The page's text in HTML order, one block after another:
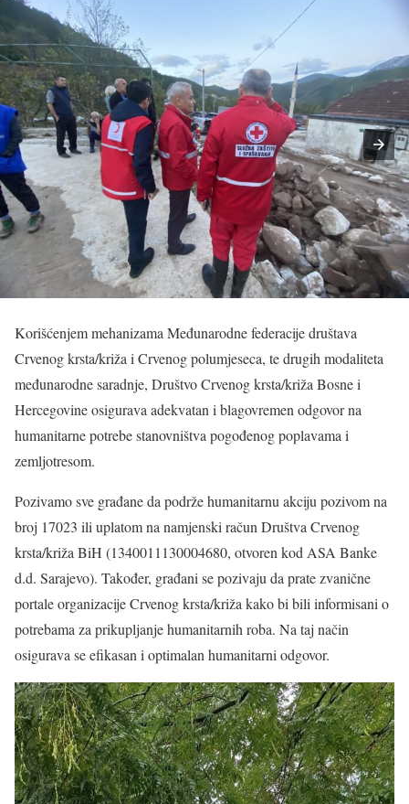
Korišćenjem mehanizama Međunarodne federacije društava
Crvenog krsta/križa i Crvenog polumjeseca, te drugih modaliteta
međunarodne saradnje, Društvo Crvenog krsta/križa Bosne i
Hercegovine osigurava adekvatan i blagovremen odgovor na
humanitarne potrebe stanovništva pogođenog poplavama i
zemljotresom.
Pozivamo sve građane da podrže humanitarnu akciju pozivom na
broj 17023 ili uplatom na namjenski račun Društva Crvenog
krsta/križa BiH (1340011130004680, otvoren kod ASA Banke
d.d. Sarajevo). Također, građani se pozivaju da prate zvanične
portale organizacije Crvenog krsta/križa kako bi bili informisani o
potrebama za prikupljanje humanitarnih roba. Na taj način
osigurava se efikasan i optimalan humanitarni odgovor.